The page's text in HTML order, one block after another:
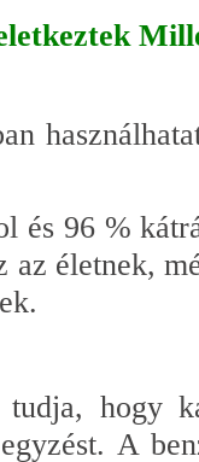
és 96 %
életnek,
hogy
A